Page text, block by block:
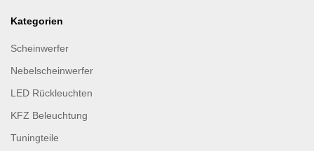
Kategorien
Scheinwerfer
Nebelscheinwerfer
LED Rückleuchten
KFZ Beleuchtung
Tuningteile